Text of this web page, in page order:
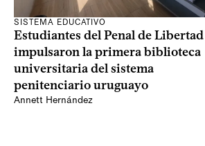
SISTEMA EDUCATIVO
Estudiantes del Penal de Libertad
impulsaron la primera biblioteca
universitaria del sistema
penitenciario uruguayo
Annett Hernández